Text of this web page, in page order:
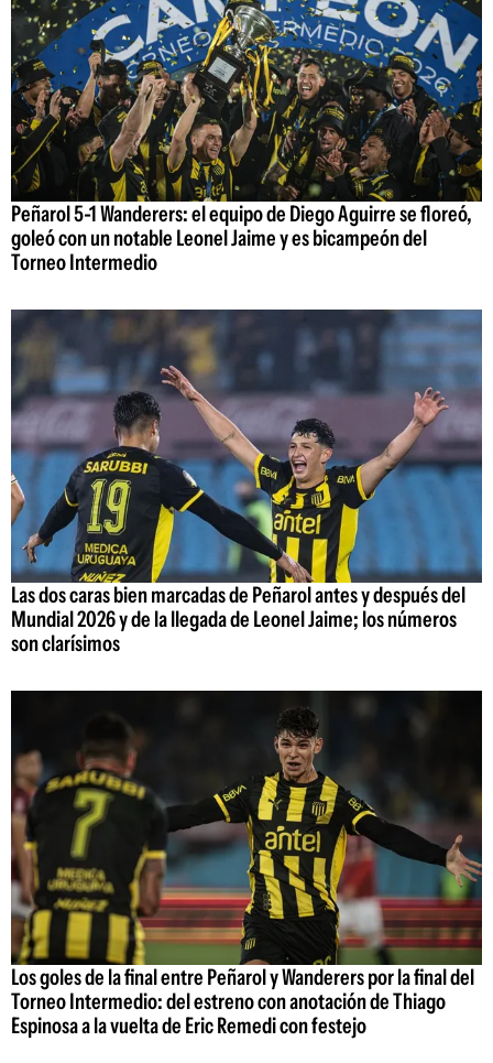
Peñarol 5-1 Wanderers: el equipo de Diego Aguirre se floreó,
goleó con un notable Leonel Jaime y es bicampeón del
Torneo Intermedio
Las dos caras bien marcadas de Peñarol antes y después del
Mundial 2026 y de la llegada de Leonel Jaime; los números
son clarísimos
Los goles de la final entre Peñarol y Wanderers por la final del
Torneo Intermedio: del estreno con anotación de Thiago
Espinosa a la vuelta de Eric Remedi con festejo